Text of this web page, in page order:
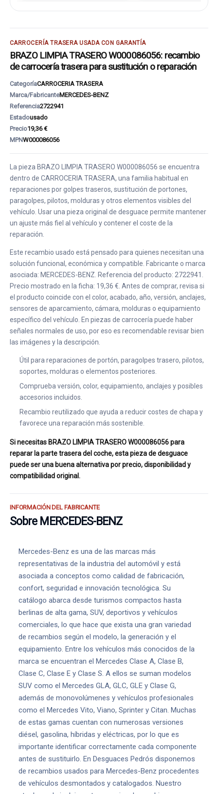
CARROCERÍA TRASERA USADA CON GARANTÍA
BRAZO LIMPIA TRASERO W000086056: recambio
de carrocería trasera para sustitución o reparación
CategoríaCARROCERIA TRASERA
Marca/FabricanteMERCEDES-BENZ
Referencia2722941
Estadousado
Precio19,36 €
MPNW000086056
La pieza BRAZO LIMPIA TRASERO W000086056 se encuentra
dentro de CARROCERIA TRASERA, una familia habitual en
reparaciones por golpes traseros, sustitución de portones,
paragolpes, pilotos, molduras y otros elementos visibles del
vehículo. Usar una pieza original de desguace permite mantener
un ajuste más fiel al vehículo y contener el coste de la
reparación.
Este recambio usado está pensado para quienes necesitan una
solución funcional, económica y compatible. Fabricante o marca
asociada: MERCEDES-BENZ. Referencia del producto: 2722941.
Precio mostrado en la ficha: 19,36 €. Antes de comprar, revisa si
el producto coincide con el color, acabado, año, versión, anclajes,
sensores de aparcamiento, cámara, molduras o equipamiento
específico del vehículo. En piezas de carrocería puede haber
señales normales de uso, por eso es recomendable revisar bien
las imágenes y la descripción.
Útil para reparaciones de portón, paragolpes trasero, pilotos,
soportes, molduras o elementos posteriores.
Comprueba versión, color, equipamiento, anclajes y posibles
accesorios incluidos.
Recambio reutilizado que ayuda a reducir costes de chapa y
favorece una reparación más sostenible.
Si necesitas BRAZO LIMPIA TRASERO W000086056 para
reparar la parte trasera del coche, esta pieza de desguace
puede ser una buena alternativa por precio, disponibilidad y
compatibilidad original.
INFORMACIÓN DEL FABRICANTE
Sobre MERCEDES-BENZ
Mercedes-Benz es una de las marcas más
representativas de la industria del automóvil y está
asociada a conceptos como calidad de fabricación,
confort, seguridad e innovación tecnológica. Su
catálogo abarca desde turismos compactos hasta
berlinas de alta gama, SUV, deportivos y vehículos
comerciales, lo que hace que exista una gran variedad
de recambios según el modelo, la generación y el
equipamiento. Entre los vehículos más conocidos de la
marca se encuentran el Mercedes Clase A, Clase B,
Clase C, Clase E y Clase S. A ellos se suman modelos
SUV como el Mercedes GLA, GLC, GLE y Clase G,
además de monovolúmenes y vehículos profesionales
como el Mercedes Vito, Viano, Sprinter y Citan. Muchas
de estas gamas cuentan con numerosas versiones
diésel, gasolina, híbridas y eléctricas, por lo que es
importante identificar correctamente cada componente
antes de sustituirlo. En Desguaces Pedrós disponemos
de recambios usados para Mercedes-Benz procedentes
de vehículos desmontados y catalogados. Nuestro